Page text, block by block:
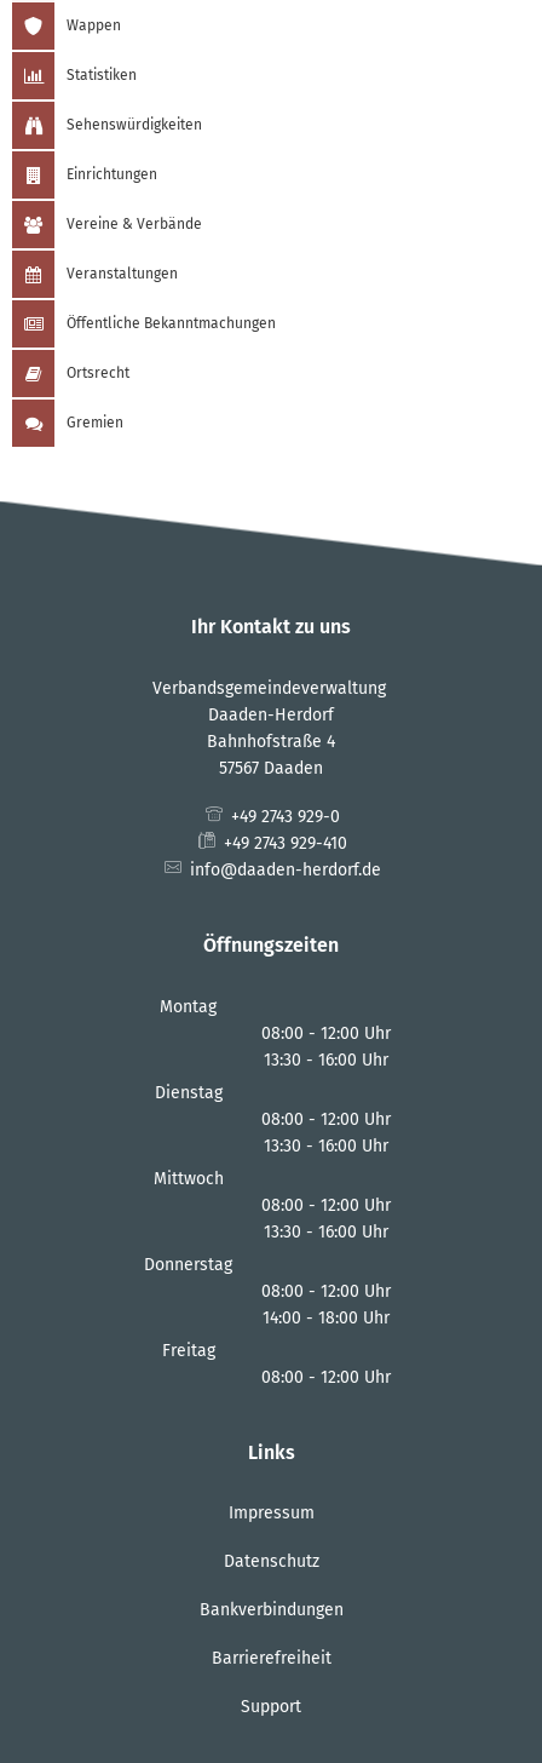
Wappen
Statistiken
Sehenswürdigkeiten
Einrichtungen
Vereine & Verbände
Veranstaltungen
Öffentliche Bekanntmachungen
Ortsrecht
Gremien
Ihr Kontakt zu uns
Verbandsgemeindeverwaltung
Daaden-Herdorf
Bahnhofstraße 4
57567 Daaden
+49 2743 929-0
+49 2743 929-410
info@daaden-herdorf.de
Öffnungszeiten
Montag
08:00 - 12:00 Uhr
Von 08:00 bis 12:00 Uhr
13:30 - 16:00 Uhr
Dienstag
08:00 - 12:00 Uhr
Von 08:00 bis 12:00 Uhr
13:30 - 16:00 Uhr
Mittwoch
08:00 - 12:00 Uhr
Von 08:00 bis 12:00 Uhr
13:30 - 16:00 Uhr
Donnerstag
08:00 - 12:00 Uhr
Von 08:00 bis 12:00 Uhr
14:00 - 18:00 Uhr
Freitag
08:00 - 12:00 Uhr
Links
Impressum
Datenschutz
Bankverbindungen
Barrierefreiheit
Support